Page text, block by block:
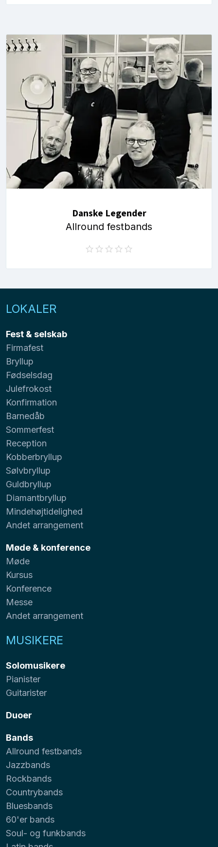
Danske Legender
Allround festbands
LOKALER
Fest & selskab
Firmafest
Bryllup
Fødselsdag
Julefrokost
Konfirmation
Barnedåb
Sommerfest
Reception
Kobberbryllup
Sølvbryllup
Guldbryllup
Diamantbryllup
Mindehøjtidelighed
Andet arrangement
Møde & konference
Møde
Kursus
Konference
Messe
Andet arrangement
MUSIKERE
Solomusikere
Pianister
Guitarister
Duoer
Bands
Allround festbands
Jazzbands
Rockbands
Countrybands
Bluesbands
60'er bands
Soul- og funkbands